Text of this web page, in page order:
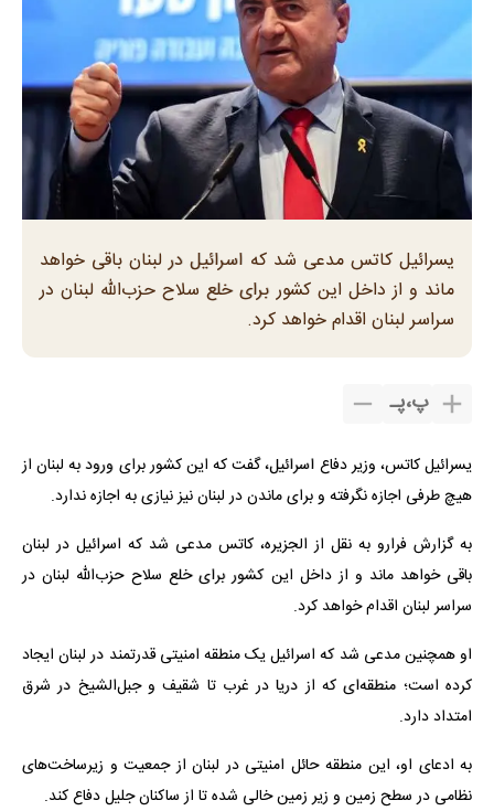
یسرائیل کاتس مدعی شد که اسرائیل در لبنان باقی خواهد
ماند و از داخل این کشور برای خلع سلاح حزب‌الله لبنان در
سراسر لبنان اقدام خواهد کرد.
پ،پـ
یسرائیل کاتس، وزیر دفاع اسرائیل، گفت که این کشور برای ورود به لبنان از
هیچ طرفی اجازه نگرفته و برای ماندن در لبنان نیز نیازی به اجازه ندارد.
به گزارش فرارو به نقل از الجزیره، کاتس مدعی شد که اسرائیل در لبنان
باقی خواهد ماند و از داخل این کشور برای خلع سلاح حزب‌الله لبنان در
سراسر لبنان اقدام خواهد کرد.
او همچنین مدعی شد که اسرائیل یک منطقه امنیتی قدرتمند در لبنان ایجاد
کرده است؛ منطقه‌ای که از دریا در غرب تا شقیف و جبل‌الشیخ در شرق
امتداد دارد.
به ادعای او، این منطقه حائل امنیتی در لبنان از جمعیت و زیرساخت‌های
نظامی در سطح زمین و زیر زمین خالی شده تا از ساکنان جلیل دفاع کند.